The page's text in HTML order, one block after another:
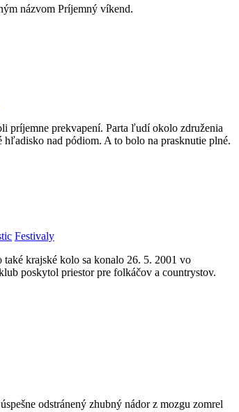
názvom Príjemný víkend.
príjemne prekvapení. Parta ľudí okolo združenia
nad pódiom. A to bolo na prasknutie plné.
Festivaly
krajské kolo sa konalo 26. 5. 2001 vo
poskytol priestor pre folkáčov a countrystov.
odstránený zhubný nádor z mozgu zomrel